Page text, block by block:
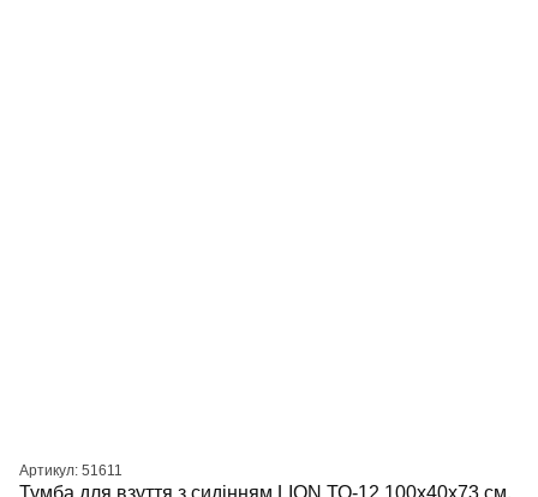
Артикул: 51611
Тумба для взуття з сидінням LION ТО-12 100x40x73 см,